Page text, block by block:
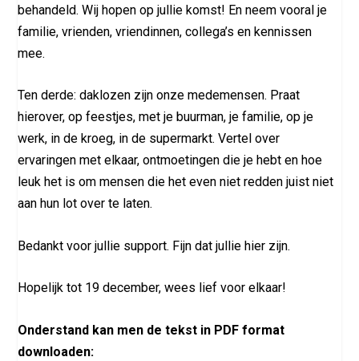
behandeld. Wij hopen op jullie komst! En neem vooral je
familie, vrienden, vriendinnen, collega’s en kennissen
mee.
Ten derde: daklozen zijn onze medemensen. Praat
hierover, op feestjes, met je buurman, je familie, op je
werk, in de kroeg, in de supermarkt. Vertel over
ervaringen met elkaar, ontmoetingen die je hebt en hoe
leuk het is om mensen die het even niet redden juist niet
aan hun lot over te laten.
Bedankt voor jullie support. Fijn dat jullie hier zijn.
Hopelijk tot 19 december, wees lief voor elkaar!
Onderstand kan men de tekst in PDF format
downloaden: